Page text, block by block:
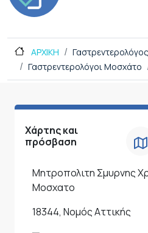
ΑΡΧΙΚΗ Γαστρεντερολόγος
Γαστρεντερολόγοι Μοσχάτο
Χάρτης και
πρόσβαση
Μητροπολιτη Σμυρνης
Μοσχατο
18344, Νομός Αττικής